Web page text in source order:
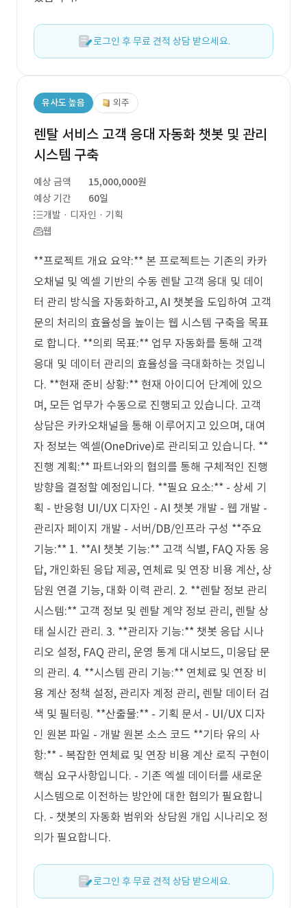
로그인 후 무료 견적 상담 받으세요.
유사도 높음 외주
렌탈 서비스 고객 응대 자동화 챗봇 및 관리
시스템 구축
예상 금액
15,000,000원
예상 기간
60일
개발 · 디자인 · 기획
웹
**프로젝트 개요 요약:** 본 프로젝트는 기존의 카카
오채널 및 엑셀 기반의 수동 렌탈 고객 응대 및 데이
터 관리 방식을 자동화하고, AI 챗봇을 도입하여 고객
문의 처리의 효율성을 높이는 웹 시스템 구축을 목표
로 합니다. **의뢰 목표:** 업무 자동화를 통해 고객
응대 및 데이터 관리의 효율성을 극대화하는 것입니
다. **현재 준비 상황:** 현재 아이디어 단계에 있으
며, 모든 업무가 수동으로 진행되고 있습니다. 고객
상담은 카카오채널을 통해 이루어지고 있으며, 대여
자 정보는 엑셀(OneDrive)로 관리되고 있습니다. **
진행 계획:** 파트너와의 협의를 통해 구체적인 진행
방향을 결정할 예정입니다. **필요 요소:** - 상세 기
획 - 반응형 UI/UX 디자인 - AI 챗봇 개발 - 웹 개발 -
관리자 페이지 개발 - 서버/DB/인프라 구성 **주요
기능:** 1. **AI 챗봇 기능:** 고객 식별, FAQ 자동 응
답, 개인화된 응답 제공, 연체료 및 연장 비용 계산, 상
담원 연결 기능, 대화 이력 관리. 2. **렌탈 정보 관리
시스템:** 고객 정보 및 렌탈 계약 정보 관리, 렌탈 상
태 실시간 관리. 3. **관리자 기능:** 챗봇 응답 시나
리오 설정, FAQ 관리, 운영 통계 대시보드, 미응답 문
의 관리. 4. **시스템 관리 기능:** 연체료 및 연장 비
용 계산 정책 설정, 관리자 계정 관리, 렌탈 데이터 검
색 및 필터링. **산출물:** - 기획 문서 - UI/UX 디자
인 원본 파일 - 개발 원본 소스 코드 **기타 유의 사
항:** - 복잡한 연체료 및 연장 비용 계산 로직 구현이
핵심 요구사항입니다. - 기존 엑셀 데이터를 새로운
시스템으로 이전하는 방안에 대한 협의가 필요합니
다. - 챗봇의 자동화 범위와 상담원 개입 시나리오 정
의가 필요합니다.
로그인 후 무료 견적 상담 받으세요.